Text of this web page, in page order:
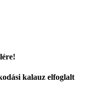
kalauz elfoglalt